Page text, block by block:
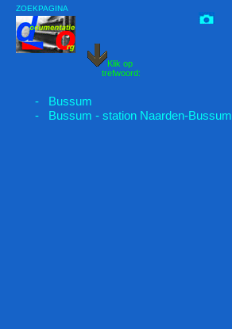
Klik op
trefwoord:
ZOEKPAGINA
- Bussum
- Bussum - station Naarden-Bussum